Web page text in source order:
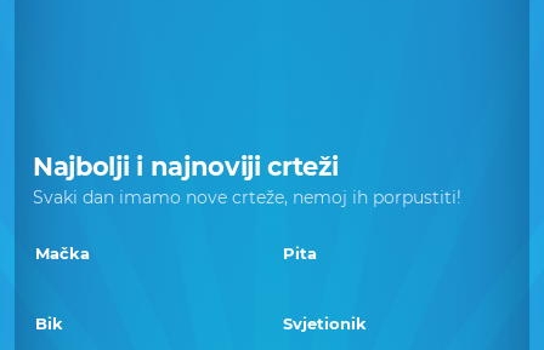
Najbolji i najnoviji crteži
Svaki dan imamo nove crteže, nemoj ih porpustiti!
Mačka Pita
Bik Svjetionik